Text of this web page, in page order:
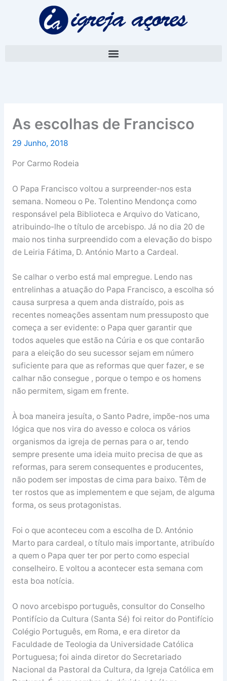
As escolhas de Francisco
29 Junho, 2018
Por Carmo Rodeia
O Papa Francisco voltou a surpreender-nos esta
semana. Nomeou o Pe. Tolentino Mendonça como
responsável pela Biblioteca e Arquivo do Vaticano,
atribuindo-lhe o título de arcebispo. Já no dia 20 de
maio nos tinha surpreendido com a elevação do bispo
de Leiria Fátima, D. António Marto a Cardeal.
Se calhar o verbo está mal empregue. Lendo nas
entrelinhas a atuação do Papa Francisco, a escolha só
causa surpresa a quem anda distraído, pois as
recentes nomeações assentam num pressuposto que
começa a ser evidente: o Papa quer garantir que
todos aqueles que estão na Cúria e os que contarão
para a eleição do seu sucessor sejam em número
suficiente para que as reformas que quer fazer, e se
calhar não consegue , porque o tempo e os homens
não permitem, sigam em frente.
À boa maneira jesuíta, o Santo Padre, impõe-nos uma
lógica que nos vira do avesso e coloca os vários
organismos da igreja de pernas para o ar, tendo
sempre presente uma ideia muito precisa de que as
reformas, para serem consequentes e producentes,
não podem ser impostas de cima para baixo. Têm de
ter rostos que as implementem e que sejam, de alguma
forma, os seus protagonistas.
Foi o que aconteceu com a escolha de D. António
Marto para cardeal, o título mais importante, atribuído
a quem o Papa quer ter por perto como especial
conselheiro. E voltou a acontecer esta semana com
esta boa notícia.
O novo arcebispo português, consultor do Conselho
Pontifício da Cultura (Santa Sé) foi reitor do Pontifício
Colégio Português, em Roma, e era diretor da
Faculdade de Teologia da Universidade Católica
Portuguesa; foi ainda diretor do Secretariado
Nacional da Pastoral da Cultura, da Igreja Católica em